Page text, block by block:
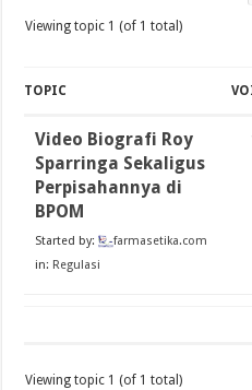
Viewing topic 1 (of 1 total)
TOPIC
Video Biografi Roy
Sparringa Sekaligus
Perpisahannya di
BPOM
Started by:
farmasetika.com
in: Regulasi
Viewing topic 1 (of 1 total)